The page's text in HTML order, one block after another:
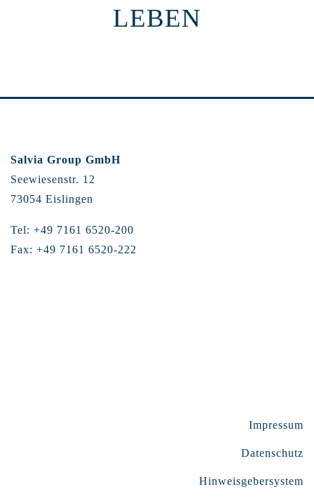
LEBEN
Salvia Group GmbH
Seewiesenstr. 12
73054 Eislingen
Tel: +49 7161 6520-200
Fax: +49 7161 6520-222
Impressum
Datenschutz
Hinweisgebersystem